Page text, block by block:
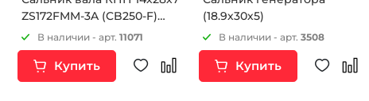
ZS172FMM-3A (CB250-F)
ZS172FMM-5 (PR250) и др.
В наличии - арт. 11071
Купить
(18.9х30х5)
В наличии - арт. 3508
Купить